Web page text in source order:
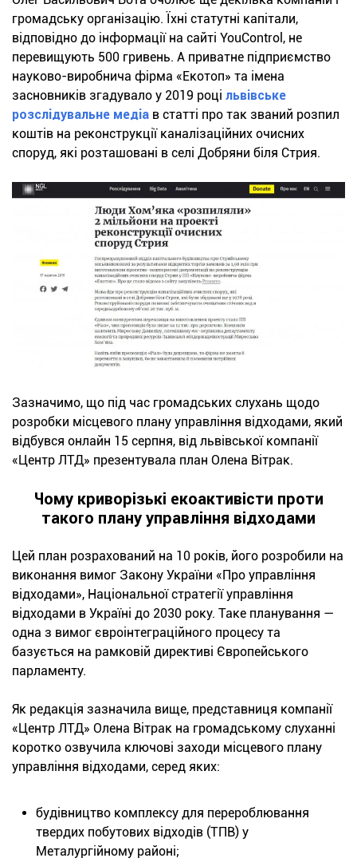
громадську організацію. Їхні статутні капітали,
відповідно до інформації на сайті YouControl, не
перевищують 500 гривень. А приватне підприємство
науково-виробнича фірма «Екотоп» та імена
засновників згадувало у 2019 році львівське
розслідувальне медіа в статті про так званий розпил
коштів на реконструкції каналізаційних очисних
споруд, які розташовані в селі Добряни біля Стрия.
Зазначимо, що під час громадських слухань щодо
розробки місцевого плану управління відходами, який
відбувся онлайн 15 серпня, від львівської компанії
«Центр ЛТД» презентувала план Олена Вітрак.
Чому криворізькі екоактивісти проти
такого плану управління відходами
Цей план розрахований на 10 років, його розробили на
виконання вимог Закону України «Про управління
відходами», Національної стратегії управління
відходами в Україні до 2030 року. Таке планування —
одна з вимог євроінтеграційного процесу та
базується на рамковій директиві Європейського
парламенту.
Як редакція зазначила вище, представниця компанії
«Центр ЛТД» Олена Вітрак на громадському слуханні
коротко озвучила ключові заходи місцевого плану
управління відходами, серед яких:
будівництво комплексу для перероблювання
твердих побутових відходів (ТПВ) у
Металургійному районі;